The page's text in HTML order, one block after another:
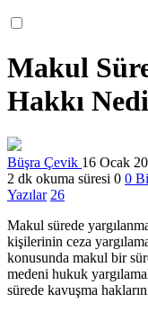
Makul
Hakkı
Büşra Çevik 16 Ocak
2 dk okuma süresi 0 0
Yazılar 26
Makul sürede
kişilerinin ceza
konusunda makul bir
medeni hukuk
sürede kavuşma